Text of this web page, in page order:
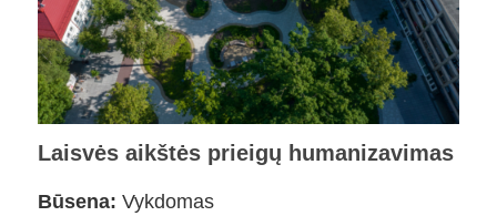
Laisvės aikštės prieigų humanizavimas
Būsena: Vykdomas